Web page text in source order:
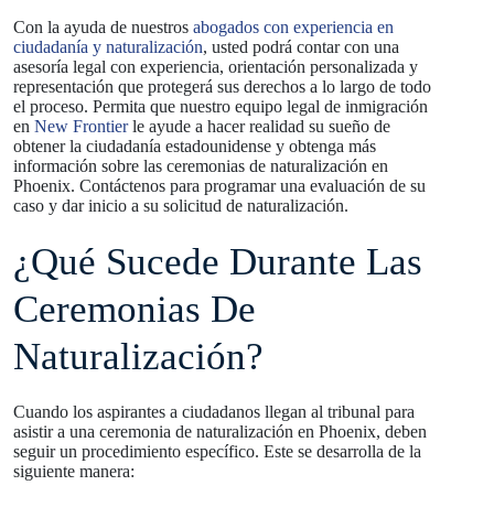
Con la ayuda de nuestros abogados con experiencia en
ciudadanía y naturalización, usted podrá contar con una
asesoría legal con experiencia, orientación personalizada y
representación que protegerá sus derechos a lo largo de todo
el proceso. Permita que nuestro equipo legal de inmigración
en New Frontierle ayude a hacer realidad su sueño de
obtener la ciudadanía estadounidense y obtenga más
información sobre las ceremonias de naturalización en
Phoenix. Contáctenos para programar una evaluación de su
caso y dar inicio a su solicitud de naturalización.
¿Qué Sucede Durante Las
Ceremonias De
Naturalización?
Cuando los aspirantes a ciudadanos llegan al tribunal para
asistir a una ceremonia de naturalización en Phoenix, deben
seguir un procedimiento específico. Este se desarrolla de la
siguiente manera: